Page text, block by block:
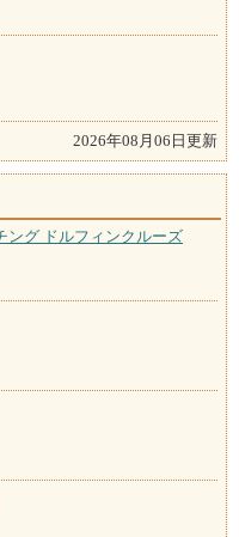
2026年08月06日更新
ング ドルフィンクルーズ